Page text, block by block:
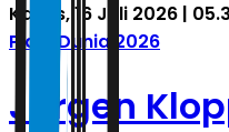
Kamis, 16 Juli 2026 |
Piala Dunia 2026
Jurgen